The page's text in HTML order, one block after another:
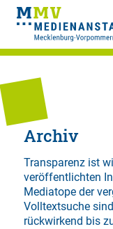
Archiv
Transparenz ist
veröffentlichten
Mediatope der
Volltextsuche
rückwirkend bis